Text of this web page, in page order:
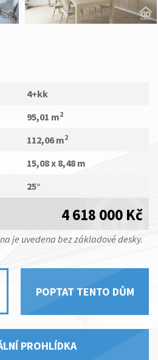
4+kk
95,01 m2
112,06 m2
15,08 x 8,48 m
25°
4 618 000 Kč
je uvedena bez základové desky.
POPTAT TENTO DŮM
PROHLÍDKA